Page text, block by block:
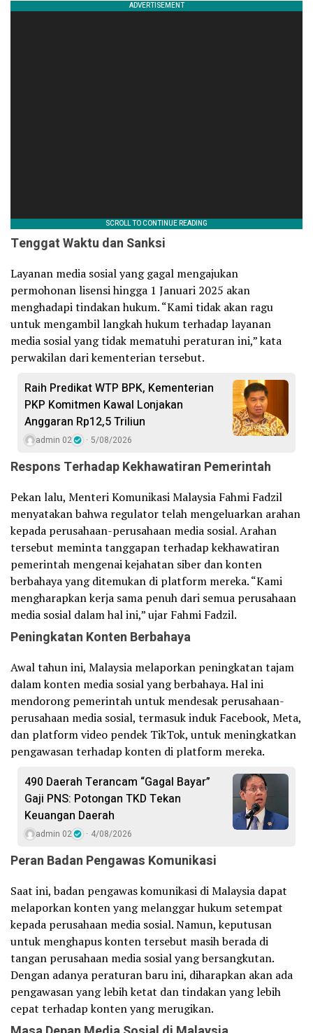
Tenggat Waktu dan Sanksi
Layanan media sosial yang gagal mengajukan
permohonan lisensi hingga 1 Januari 2025 akan
menghadapi tindakan hukum. “Kami tidak akan ragu
untuk mengambil langkah hukum terhadap layanan
media sosial yang tidak mematuhi peraturan ini,” kata
perwakilan dari kementerian tersebut.
Raih Predikat WTP BPK, Kementerian
PKP Komitmen Kawal Lonjakan
Anggaran Rp12,5 Triliun
admin 02 5/08/2026
Respons Terhadap Kekhawatiran Pemerintah
Pekan lalu, Menteri Komunikasi Malaysia Fahmi Fadzil
menyatakan bahwa regulator telah mengeluarkan arahan
kepada perusahaan-perusahaan media sosial. Arahan
tersebut meminta tanggapan terhadap kekhawatiran
pemerintah mengenai kejahatan siber dan konten
berbahaya yang ditemukan di platform mereka. “Kami
mengharapkan kerja sama penuh dari semua perusahaan
media sosial dalam hal ini,” ujar Fahmi Fadzil.
Peningkatan Konten Berbahaya
Awal tahun ini, Malaysia melaporkan peningkatan tajam
dalam konten media sosial yang berbahaya. Hal ini
mendorong pemerintah untuk mendesak perusahaan-
perusahaan media sosial, termasuk induk Facebook, Meta,
dan platform video pendek TikTok, untuk meningkatkan
pengawasan terhadap konten di platform mereka.
490 Daerah Terancam “Gagal Bayar”
Gaji PNS: Potongan TKD Tekan
Keuangan Daerah
admin 02 4/08/2026
Peran Badan Pengawas Komunikasi
Saat ini, badan pengawas komunikasi di Malaysia dapat
melaporkan konten yang melanggar hukum setempat
kepada perusahaan media sosial. Namun, keputusan
untuk menghapus konten tersebut masih berada di
tangan perusahaan media sosial yang bersangkutan.
Dengan adanya peraturan baru ini, diharapkan akan ada
pengawasan yang lebih ketat dan tindakan yang lebih
cepat terhadap konten yang merugikan.